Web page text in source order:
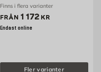
Finns i flera varianter
FRÅN Pris 1172 kr
1 172 KR
Endast online
Fler varianter